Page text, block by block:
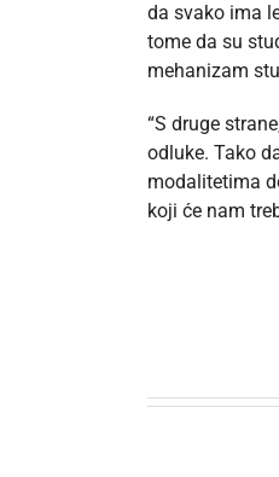
da svako ima
tome da su
mehanizam
“S druge
odluke. Tako
modalitetima
koji će nam